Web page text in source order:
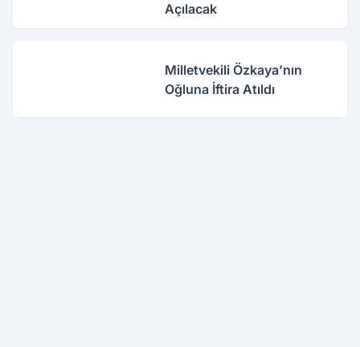
Açılacak
Milletvekili Özkaya’nın
Oğluna İftira Atıldı